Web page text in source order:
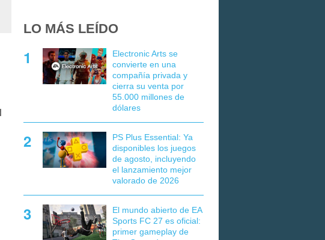
LO MÁS LEÍDO
Electronic Arts se
convierte en una
compañía privada y
cierra su venta por
55.000 millones de
dólares
PS Plus Essential: Ya
disponibles los juegos
de agosto, incluyendo
el lanzamiento mejor
valorado de 2026
El mundo abierto de EA
Sports FC 27 es oficial:
primer gameplay de